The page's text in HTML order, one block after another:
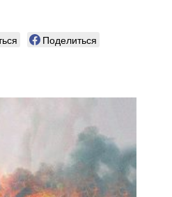
Поделиться